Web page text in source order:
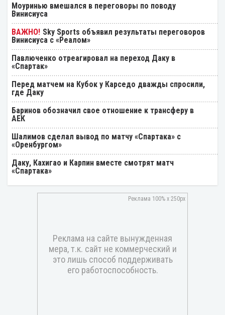
Моуринью вмешался в переговоры по поводу
Винисиуса
Sky Sports объявил результаты переговоров
Винисиуса с «Реалом»
Павлюченко отреагировал на переход Даку в
«Спартак»
Перед матчем на Кубок у Карседо дважды спросили,
где Даку
Баринов обозначил свое отношение к трансферу в
АЕК
Шалимов сделал вывод по матчу «Спартака» с
«Оренбургом»
Даку, Кахигао и Карпин вместе смотрят матч
«Спартака»